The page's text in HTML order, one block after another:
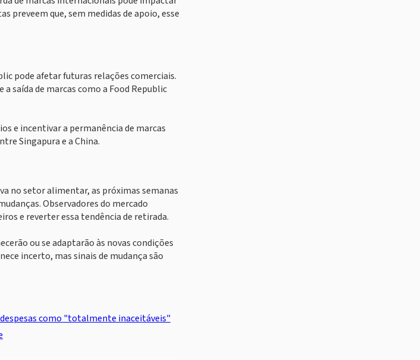
que, sem medidas de apoio, esse
pode afetar futuras relações comerciais.
saída de marcas como a Food Republic
e incentivar a permanência de marcas
Singapura e a China.
no setor alimentar, as próximas semanas
Observadores do mercado
e reverter essa tendência de retirada.
ou se adaptarão às novas condições
incerto, mas sinais de mudança são
como "totalmente inaceitáveis"